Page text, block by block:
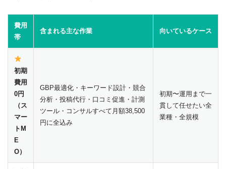
費用
帯
含まれる主な作業 向いているケース
初期
費用
0円
（ス
マー
トM
E
O）
GBP最適化・キーワード設計・競合
分析・投稿代行・口コミ促進・計測
ツール・コンサルすべて月額38,500
円に全込み
初期〜運用まで一
貫して任せたい全
業種・全規模